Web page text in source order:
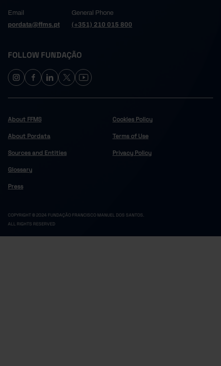
Email
pordata@ffms.pt
General Phone
(+351) 210 015 800
FOLLOW FUNDAÇÃO
About FFMS
About Pordata
Sources and Entities
Glossary
Press
Cookies Policy
Terms of Use
Privacy Policy
COPYRIGHT © 2024 FUNDAÇÃO FRANCISCO MANUEL DOS SANTOS.
ALL RIGHTS RESERVED